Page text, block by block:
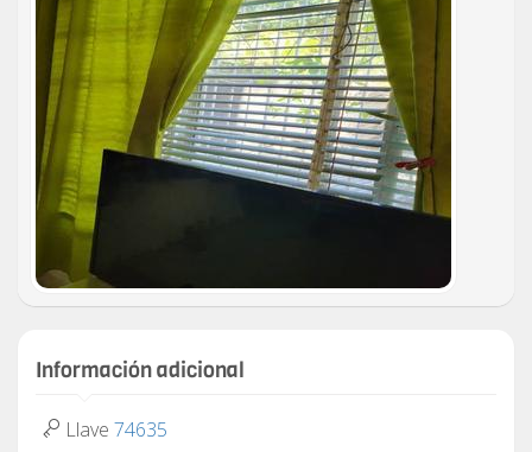
Información adicional
Llave 74635